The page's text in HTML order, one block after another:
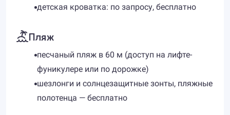
детская кроватка: по запросу, бесплатно
Пляж
песчаный пляж в 60 м (доступ на лифте-
фуникулере или по дорожке)
шезлонги и солнцезащитные зонты, пляжные
полотенца — бесплатно